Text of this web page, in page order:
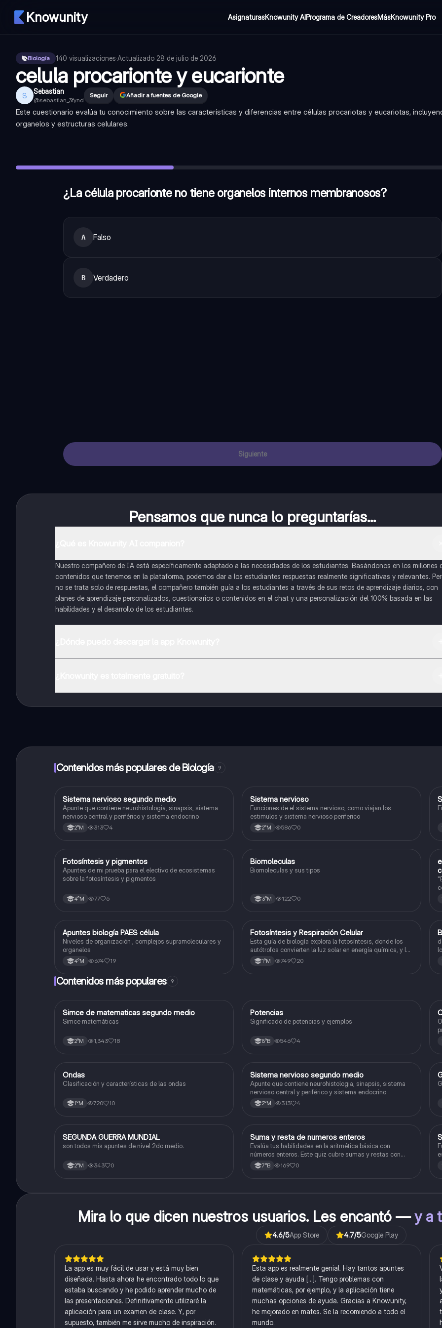
Knowunity AsignaturasKnowunity AIPrograma de CreadoresMásKnowunity Pro
Biología 140 visualizaciones·Actualizado 28 de julio de 2026
celula procarionte y eucarionte
S Sebastian
@sebastian_3fynd
Seguir Añadir a fuentes de Google
Este cuestionario evalúa tu conocimiento sobre las características y diferencias entre células procariotas y eucariotas,
organelos y estructuras celulares.
¿La célula procarionte no tiene organelos internos membranosos?
A Falso
B Verdadero
Siguiente
¿Cuál es la estructura celular que actúa como centro de control dirigiendo las actividades de la célula?—El núcleo
Pensamos que nunca lo preguntarías...
Nuestro compañero de IA está específicamente adaptado a las necesidades de los estudiantes. Basándonos en los millones
contenidos que tenemos en la plataforma, podemos dar a los estudiantes respuestas realmente significativas y relevantes.
no se trata solo de respuestas, el compañero también guía a los estudiantes a través de sus retos de aprendizaje diarios, con
planes de aprendizaje personalizados, cuestionarios o contenidos en el chat y una personalización del 100% basada en las
habilidades y el desarrollo de los estudiantes.
inmeditamente. Puedes ganar dinero utilizando la aplicación, que te permitirá acceder a determinadas funciones.
Contenidos más populares de Biología 9
Biología
Sistema nervioso segundo medio
Apunte que contiene neurohistologia, sinapsis, sistema
nervioso central y periférico y sistema endocrino
2°M 313 4
SBiología
Sistema nervioso
Funciones de el sistema nervioso, como viajan los
estimulos y sistema nervioso periferico
2°M 586 0
Biología
Fotosíntesis y pigmentos
Apuntes de mi prueba para el electivo de ecosistemas
sobre la fotosíntesis y pigmentos
4°M 77 6
Biología
Biomoleculas
Biomoleculas y sus tipos
3°M 122 0
Biología
Apuntes biología PAES célula
Niveles de organización , complejos supramoleculares y
organelos
4°M 674 19
Biología
Fotosíntesis y Respiración Celular
Esta guía de biología explora la fotosíntesis, donde los
autótrofos convierten la luz solar en energía química, y la
respiración celular, un proceso vital para el flujo de
energía en los ecosistemas.
1°M 749 20
Contenidos más populares 9
Matemáticas
Simce de matematicas segundo medio
Simce matemáticas
2°M 1,343 18
Matemáticas
Potencias
Significado de potencias y ejemplos
8°B 546 4
Física
Ondas
Clasificación y características de las ondas
1°M 720 10
Biología
Sistema nervioso segundo medio
Apunte que contiene neurohistologia, sinapsis, sistema
nervioso central y periférico y sistema endocrino
2°M 313 4
Historia
SEGUNDA GUERRA MUNDIAL
son todos mis apuntes de nivel 2do medio.
2°M 343 0
SMatemáticas
Suma y resta de numeros enteros
Evalúa tus habilidades en la aritmética básica con
números enteros. Este quiz cubre sumas y restas con
números positivos y negativos.
7°B 169 0
Mira lo que dicen nuestros usuarios. Les encantó —y a
4.6/5App Store 4.7/5Google Play
La app es muy fácil de usar y está muy bien
diseñada. Hasta ahora he encontrado todo lo que
estaba buscando y he podido aprender mucho de
las presentaciones. Definitivamente utilizaré la
aplicación para un examen de clase. Y, por
supuesto, también me sirve mucho de inspiración.
Esta app es realmente genial. Hay tantos apuntes
de clase y ayuda [...]. Tengo problemas con
matemáticas, por ejemplo, y la aplicación tiene
muchas opciones de ayuda. Gracias a Knowunity,
he mejorado en mates. Se la recomiendo a todo el
mundo.